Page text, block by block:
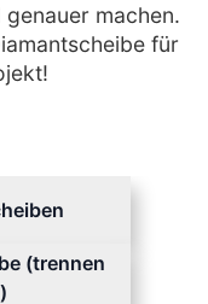
machen.
für
(trennen